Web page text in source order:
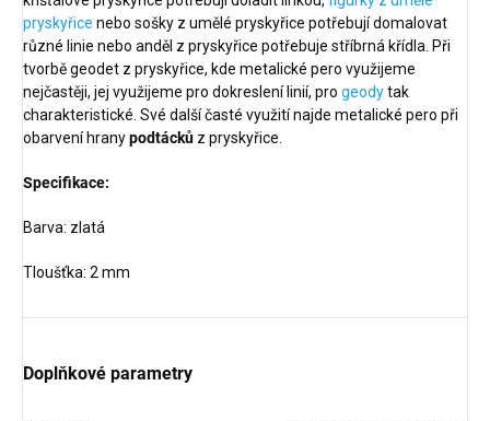
pryskyřice nebo sošky z umělé pryskyřice potřebují domalovat
různé linie nebo anděl z pryskyřice potřebuje stříbrná křídla. Při
tvorbě geodet z pryskyřice, kde metalické pero využijeme
nejčastěji, jej využijeme pro dokreslení linií, pro geodytak
charakteristické. Své další časté využití najde metalické pero při
obarvení hranypodtácků z pryskyřice.
Specifikace:
Barva: zlatá
Tloušťka: 2 mm
Doplňkové parametry